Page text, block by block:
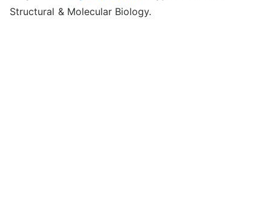
Structural & Molecular Biology.